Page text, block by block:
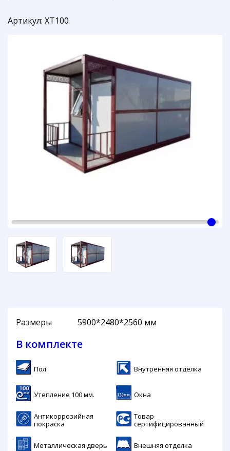
Артикул: XT100
Размеры 5900*2480*2560 мм
В комплекте
Пол Внутренняя отделка
Утепление 100 мм. Окна
Антикоррозийная
покраска
Товар
сертифицированный
Металлическая дверь Внешняя отделка